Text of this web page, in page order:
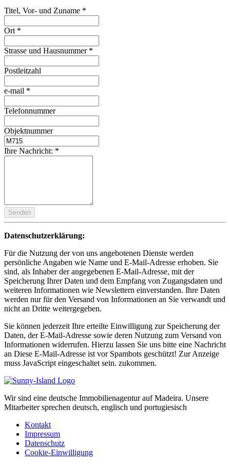
Titel, Vor- und Zuname *
Ort *
Strasse und Hausnummer *
Postleitzahl
e-mail *
Telefonnummer
Objektnummer
Ihre Nachricht: *
Senden
Datenschutzerklärung:
Für die Nutzung der von uns angebotenen Dienste werden
persönliche Angaben wie Name und E-Mail-Adresse erhoben. Sie
sind, als Inhaber der angegebenen E-Mail-Adresse, mit der
Speicherung Ihrer Daten und dem Empfang von Zugangsdaten und
weiteren Informationen wie Newslettern einverstanden. Ihre Daten
werden nur für den Versand von Informationen an Sie verwandt und
nicht an Dritte weitergegeben.
Sie können jederzeit Ihre erteilte Einwilligung zur Speicherung der
Daten, der E-Mail-Adresse sowie deren Nutzung zum Versand von
Informationen widerrufen. Hierzu lassen Sie uns bitte eine Nachricht
an Diese E-Mail-Adresse ist vor Spambots geschützt! Zur Anzeige
muss JavaScript eingeschaltet sein. zukommen.
Wir sind eine deutsche Immobilienagentur auf Madeira. Unsere
Mitarbeiter sprechen deutsch, englisch und portugiesisch
Kontakt
Impressum
Datenschutz
Cookie-Einwilligung